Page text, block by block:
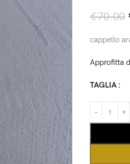
€70.00
cappello
Approfitta
TAGLIA